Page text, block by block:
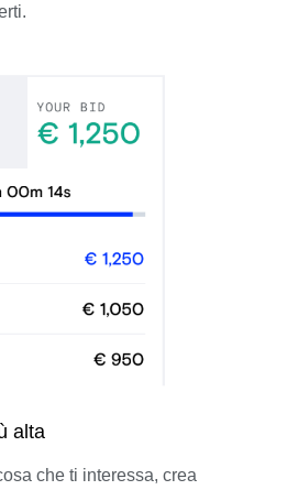
alta
che ti interessa, crea